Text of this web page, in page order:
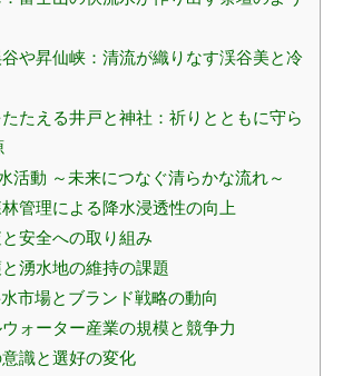
や昇仙峡：清流が織りなす渓谷美と冷
たえる井戸と神社：祈りとともに守ら
活動 ～未来につなぐ清らかな流れ～
管理による降水浸透性の向上
安全への取り組み
湧水地の維持の課題
市場とブランド戦略の動向
ウォーター産業の規模と競争力
識と選好の変化